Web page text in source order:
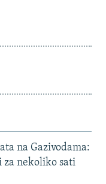
na Gazivodama:
za nekoliko sati